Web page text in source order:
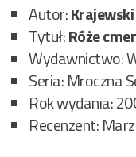
Autor:
Tytuł:Róże
Wydawnictwo:
Seria: Mroczna
Rok wydania:
Recenzent: